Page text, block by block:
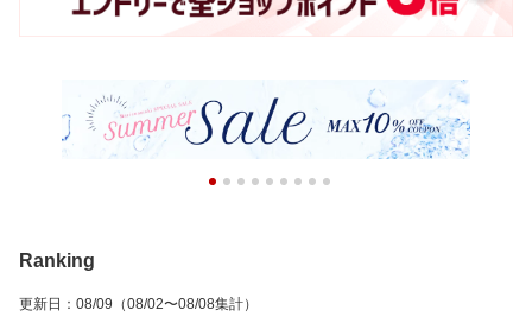
Ranking
更新日 ： 08/09 （08/02〜08/08集計）